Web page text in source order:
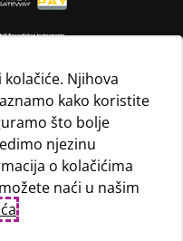
Njihova
kako koristite
što bolje
njezinu
o kolačićima
naći u našim
.
isključivo za kupnju
se razlikovati od
trgovinama.